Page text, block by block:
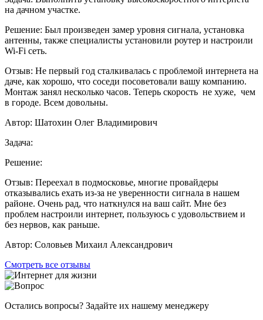
на дачном участке.
Решение: Был произведен замер уровня сигнала, установка
антенны, также специалисты установили роутер и настроили
Wi-Fi сеть.
Отзыв: Не первый год сталкивалась с проблемой интернета на
даче, как хорошо, что соседи посоветовали вашу компанию.
Монтаж занял несколько часов. Теперь скорость не хуже, чем
в городе. Всем довольны.
Автор: Шатохин Олег Владимирович
Задача:
Решение:
Отзыв: Переехал в подмосковье, многие провайдеры
отказывались ехать из-за не уверенности сигнала в нашем
районе. Очень рад, что наткнулся на ваш сайт. Мне без
проблем настроили интернет, пользуюсь с удовольствием и
без нервов, как раньше.
Автор: Соловьев Михаил Александрович
Смотреть все отзывы
Остались вопросы? Задайте их нашему менеджеру